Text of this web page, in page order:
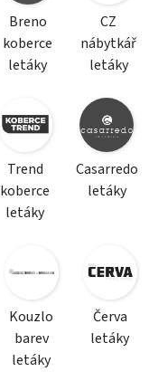
Breno
koberce
letáky
CZ
nábytkář
letáky
Trend
koberce
letáky
Casarredo
letáky
Kouzlo
barev
letáky
Červa
letáky